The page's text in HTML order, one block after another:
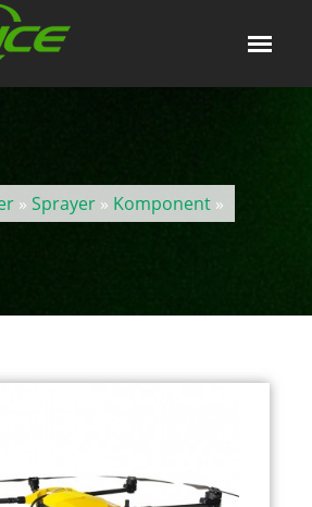
» Sprayer» Komponent»